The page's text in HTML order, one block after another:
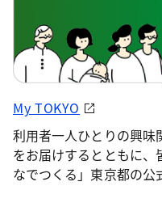
My TOKYO
利用者一人ひとりの興味
をお届けするとともに
なでつくる」東京都の公